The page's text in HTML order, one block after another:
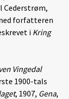
Cederstrøm,
forfatteren
i Kring
Vingedal
1900-tals
, 1907, Gena,